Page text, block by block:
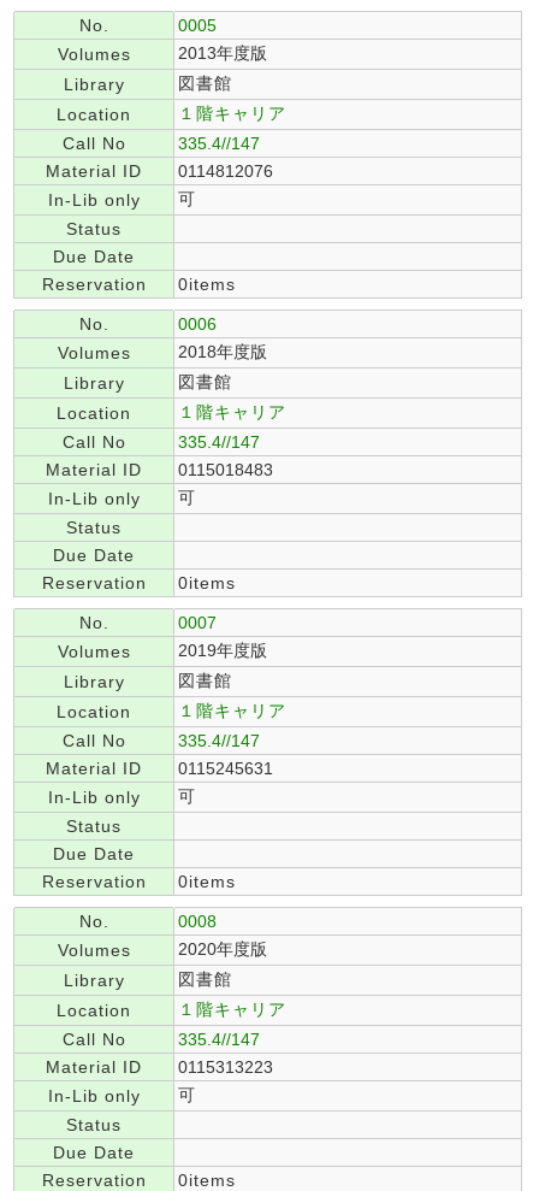
No.
0005
Volumes
2013年度版
Library
図書館
Location
１階キャリア
Call No
335.4//147
Material ID
0114812076
In-Lib only
可
Status
Due Date
Reservation
0items
No.
0006
Volumes
2018年度版
Library
図書館
Location
１階キャリア
Call No
335.4//147
Material ID
0115018483
In-Lib only
可
Status
Due Date
Reservation
0items
No.
0007
Volumes
2019年度版
Library
図書館
Location
１階キャリア
Call No
335.4//147
Material ID
0115245631
In-Lib only
可
Status
Due Date
Reservation
0items
No.
0008
Volumes
2020年度版
Library
図書館
Location
１階キャリア
Call No
335.4//147
Material ID
0115313223
In-Lib only
可
Status
Due Date
Reservation
0items